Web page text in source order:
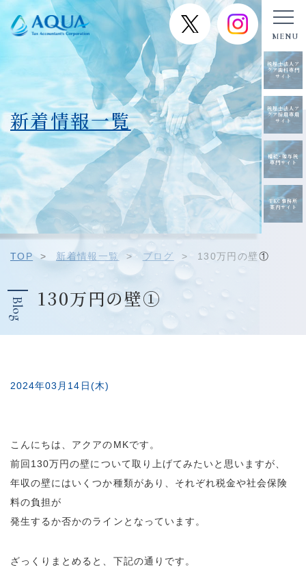
税理士法人ア
クア歯科専門
サイト
税理士法人ア
クア採用専用
サイト
相続･贈与税
専門サイト
TKC事務所
案内サイト
新着情報一覧
TOP > 新着情報一覧 > ブログ > 130万円の壁①
130万円の壁①
Blog
2024年03月14日(木)
こんにちは、アクアのMKです。
前回130万円の壁について取り上げてみたいと思いますが、
年収の壁にはいくつか種類があり、それぞれ税金や社会保険
料の負担が
発生するか否かのラインとなっています。
ざっくりまとめると、下記の通りです。